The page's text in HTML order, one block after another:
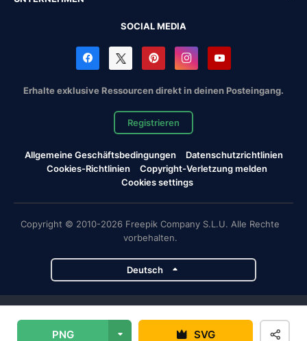
PNG SVG
SOCIAL MEDIA
Erhalte exklusive Ressourcen direkt in deinen Posteingang.
Registrieren
Allgemeine Geschäftsbedingungen
Datenschutzrichtlinien
Cookies-Richtlinien
Copyright-Verletzung melden
Cookies settings
Copyright © 2010-2026 Freepik Company S.L.U. Alle Rechte
vorbehalten.
Deutsch